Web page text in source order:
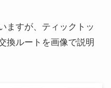
ますが、ティックトッ
換ルートを画像で説明